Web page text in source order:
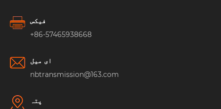
فیکس
+86-57465938668
ای میل
nbtransmission@163.com
پتہ